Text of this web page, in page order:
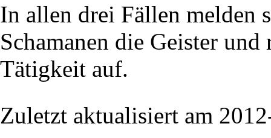
In allen drei Fällen melden
Schamanen die Geister
Tätigkeit auf.
Zuletzt aktualisiert am